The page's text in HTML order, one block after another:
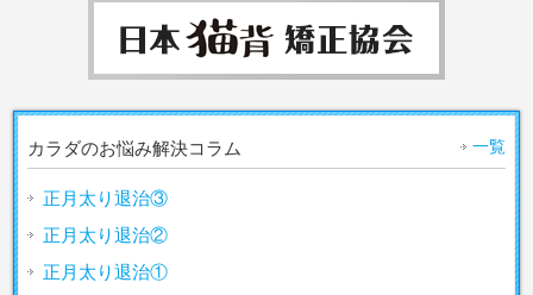
カラダのお悩み解決コラム 一覧
正月太り退治③
正月太り退治②
正月太り退治①